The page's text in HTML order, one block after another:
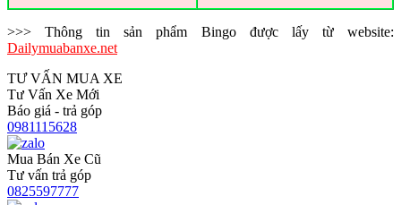
>>> Thông tin sản phẩm Bingo được lấy từ website:
Dailymuabanxe.net
TƯ VẤN MUA XE
Tư Vấn Xe Mới
Báo giá - trả góp
0981115628
Mua Bán Xe Cũ
Tư vấn trả góp
0825597777